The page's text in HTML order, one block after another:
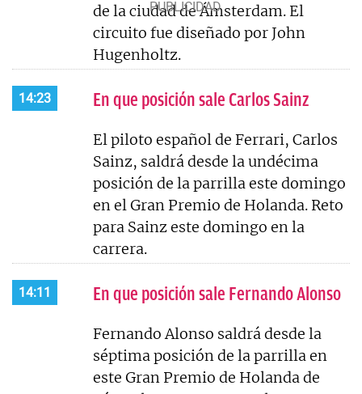
de la ciudad de Ámsterdam. El
circuito fue diseñado por John
Hugenholtz.
14:23 En que posición sale Carlos Sainz
El piloto español de Ferrari, Carlos
Sainz, saldrá desde la undécima
posición de la parrilla este domingo
en el Gran Premio de Holanda. Reto
para Sainz este domingo en la
carrera.
14:11 En que posición sale Fernando Alonso
Fernando Alonso saldrá desde la
séptima posición de la parrilla en
este Gran Premio de Holanda de